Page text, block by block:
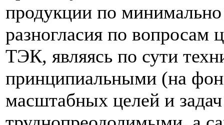
продукции по
разногласия по вопросам
ТЭК, являясь по сути
принципиальными (на
масштабных целей и задач